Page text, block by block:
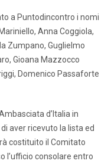
a Puntodincontro i nomi
Anna Coggiola,
Zumpano, Guglielmo
Gioana Mazzocco
Domenico Passaforte
d’Italia in
aver ricevuto la lista ed
costituito il Comitato
l’ufficio consolare entro